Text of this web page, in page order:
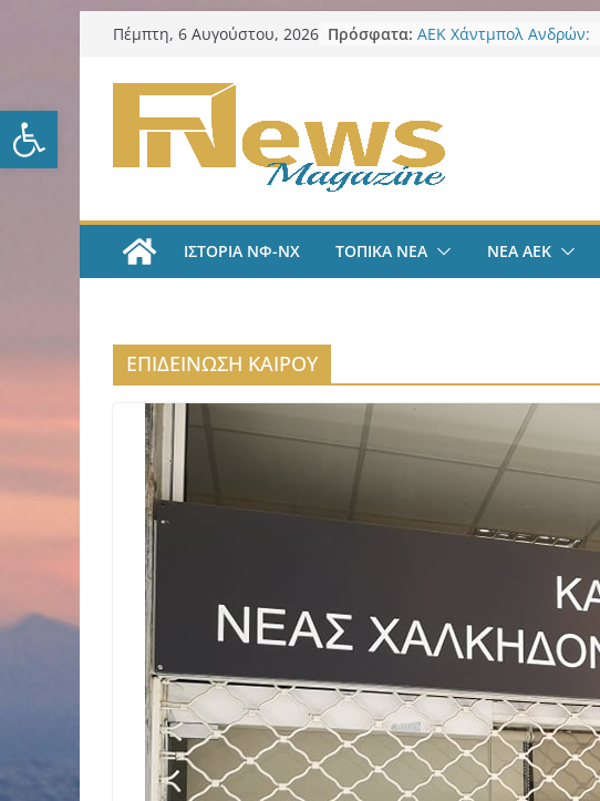
Ανοίξτε τη γραμμή εργαλείων
Μετάβαση
περιεχόμενο
Πέμπτη, 6 Αυγούστου, 2026 Πρόσφατα: AEK Χάντμπολ Ανδρών:
ΑΕΚ Ποδόσφαιρο:
και επίσημα ο Μίλαν
ΑΕΚ Χάντμπολ Γυναικών:
Ανακοίνωσε την
Μίλαν Βιτάλις – Περνά
υπογράφει τετραετές
και Κώστα Λαγάκη
ΙΣΤΟΡΙΑ ΝΦ-ΝΧ ΤΟΠΙΚΑ ΝΕΑ ΝΕΑ ΑΕΚ
ΕΠΙΔΕΙΝΩΣΗ ΚΑΙΡΟΥ